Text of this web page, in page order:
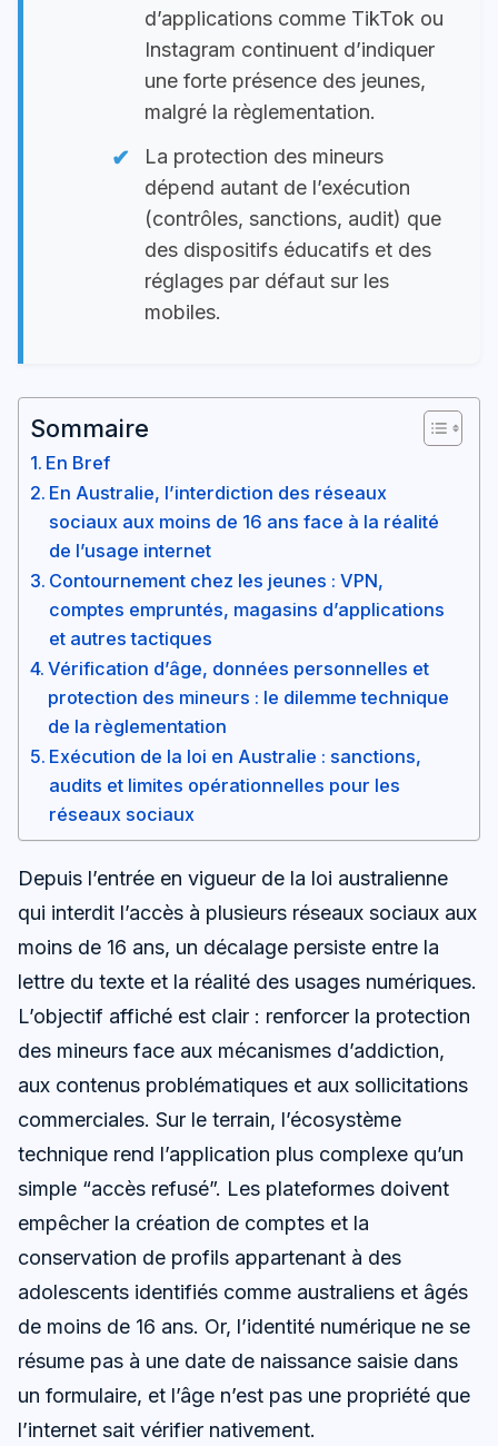
d’applications comme TikTok ou
Instagram continuent d’indiquer
une forte présence des jeunes,
malgré la règlementation.
La protection des mineurs
dépend autant de l’exécution
(contrôles, sanctions, audit) que
des dispositifs éducatifs et des
réglages par défaut sur les
mobiles.
Sommaire
En Bref
En Australie, l’interdiction des réseaux
sociaux aux moins de 16 ans face à la réalité
de l’usage internet
Contournement chez les jeunes : VPN,
comptes empruntés, magasins d’applications
et autres tactiques
Vérification d’âge, données personnelles et
protection des mineurs : le dilemme technique
de la règlementation
Exécution de la loi en Australie : sanctions,
audits et limites opérationnelles pour les
réseaux sociaux
Depuis l’entrée en vigueur de la loi australienne
qui interdit l’accès à plusieurs réseaux sociaux aux
moins de 16 ans, un décalage persiste entre la
lettre du texte et la réalité des usages numériques.
L’objectif affiché est clair : renforcer la protection
des mineurs face aux mécanismes d’addiction,
aux contenus problématiques et aux sollicitations
commerciales. Sur le terrain, l’écosystème
technique rend l’application plus complexe qu’un
simple “accès refusé”. Les plateformes doivent
empêcher la création de comptes et la
conservation de profils appartenant à des
adolescents identifiés comme australiens et âgés
de moins de 16 ans. Or, l’identité numérique ne se
résume pas à une date de naissance saisie dans
un formulaire, et l’âge n’est pas une propriété que
l’internet sait vérifier nativement.